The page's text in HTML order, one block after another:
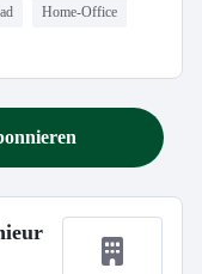
Home-Office